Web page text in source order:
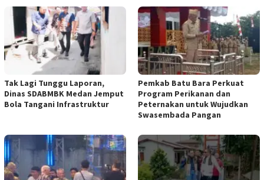
Tak Lagi Tunggu Laporan,
Dinas SDABMBK Medan Jemput
Bola Tangani Infrastruktur
Pemkab Batu Bara Perkuat
Program Perikanan dan
Peternakan untuk Wujudkan
Swasembada Pangan